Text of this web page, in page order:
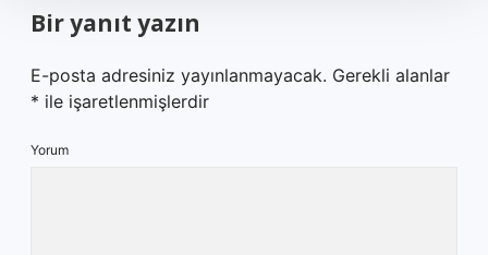
Bir yanıt yazın
E-posta adresiniz yayınlanmayacak. Gerekli alanlar
* ile işaretlenmişlerdir
Yorum